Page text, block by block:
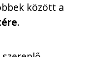
között a
.